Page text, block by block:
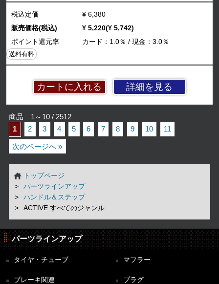
詳細を見る
税込定価
¥ 6,380
販売価格(税込)
¥ 5,220(¥ 5,742)
ポイント還元率
カード：1.0％ / 現金：3.0％
送料有料
商品 1～10 / 2512
1
2 3 4 5 6 7 8 9 10 11
次のページへ »
トップページ
パーツラインアップ
ハンドル＆ステップ
ACTIVE すべてのジャンル
パーツラインアップ
タイヤ・チューブ マフラー
ブレーキ関連 プラグ